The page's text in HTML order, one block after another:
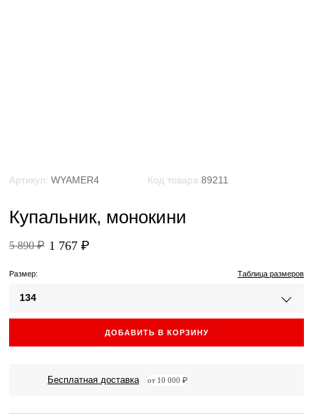
Артикул: WYAMER4 Код товара 89211
Купальник, монокини
5 890 ₽ 1 767 ₽
Размер: Таблица размеров
134
ДОБАВИТЬ В КОРЗИНУ
Бесплатная доставка от 10 000 ₽